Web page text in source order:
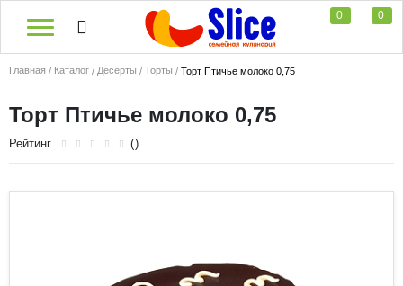
0 0
Главная Каталог Десерты Торты Торт Птичье молоко 0,75
Торт Птичье молоко 0,75
Рейтинг ()